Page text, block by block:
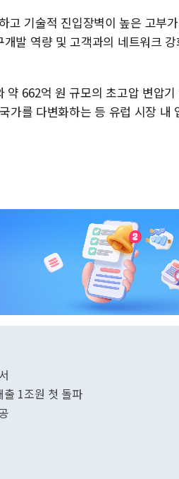
고 기술적 진입장벽이 높은 고부
발 역량 및 고객과의 네트워크
662억 원 규모의 초고압 변압
가를 다변화하는 등 유럽 시장 내
1조원 첫 돌파